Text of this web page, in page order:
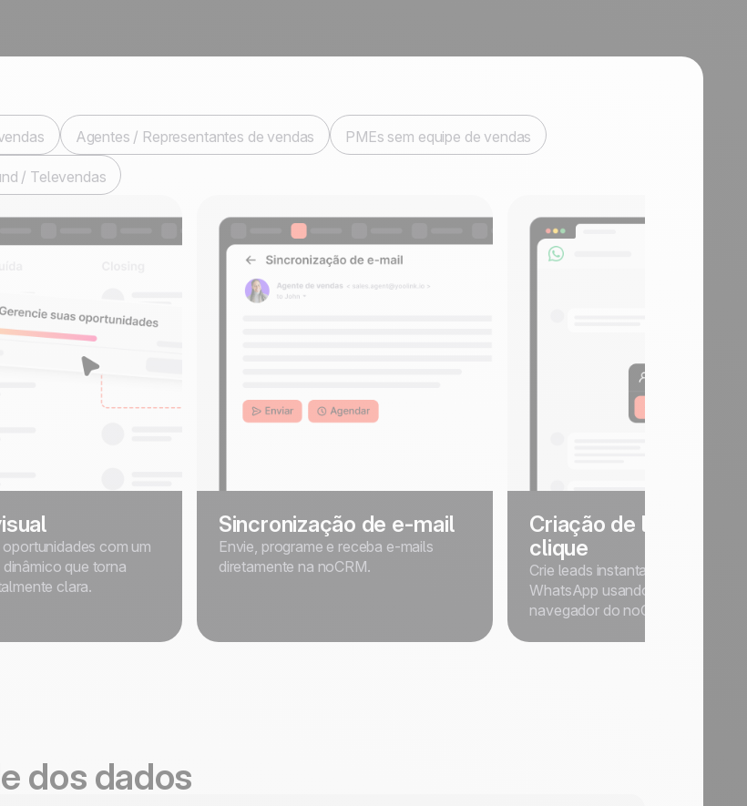
Agentes / Representantes de vendas PMEs sem equipe de vendas
/ Televendas
com um
que torna
clara.
Sincronização de e-mail
Envie, programe e receba e-mails
diretamente na noCRM.
Criação de lead com 1
clique
Crie leads instantaneamente a
WhatsApp usando a extensão de
navegador do noCRM.
dos dados